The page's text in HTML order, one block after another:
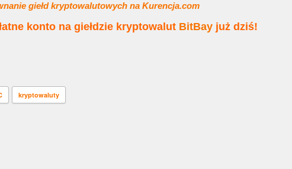
giełd kryptowalutowych na Kurencja.com
konto na giełdzie kryptowalut BitBay już dziś!
kryptowaluty